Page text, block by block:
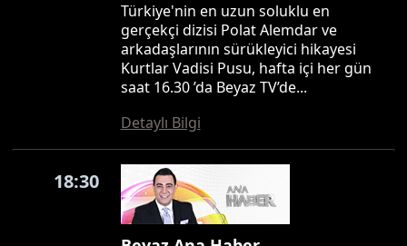
Türkiye'nin en uzun soluklu en
gerçekçi dizisi Polat Alemdar ve
arkadaşlarının sürükleyici hikayesi
Kurtlar Vadisi Pusu, hafta içi her gün
saat 16.30 ’da Beyaz TV’de...
Detaylı Bilgi
18:30